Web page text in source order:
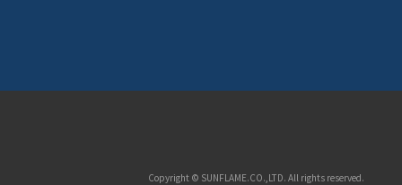
Copyright © SUNFLAME.CO.,LTD. All rights reserved.